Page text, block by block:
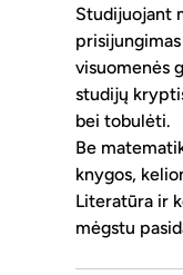
Studijuojant
visuomenės
studijų
bei tobulėti.
Be
knygos,
Literatūra ir
mėgstu